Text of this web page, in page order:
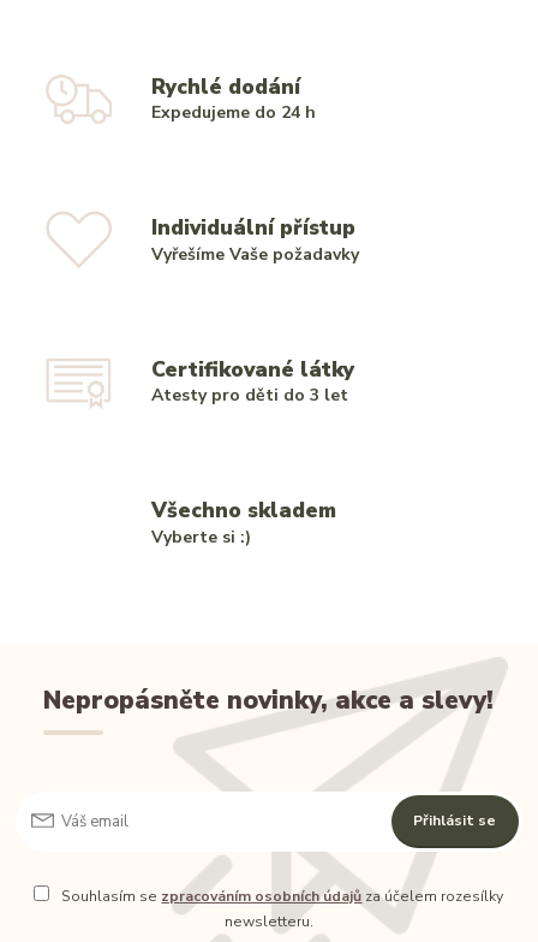
Rychlé dodání
Expedujeme do 24 h
Individuální přístup
Vyřešíme Vaše požadavky
Certifikované látky
Atesty pro děti do 3 let
Všechno skladem
Vyberte si :)
Nepropásněte novinky, akce a slevy!
Přihlásit se
Souhlasím se zpracováním osobních údajů za účelem rozesílky
newsletteru.